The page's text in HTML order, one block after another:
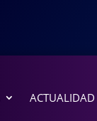
ACTUALIDAD